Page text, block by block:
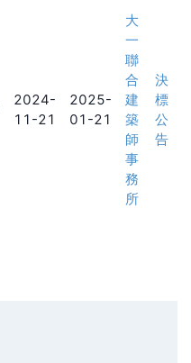
2024-
11-21
2025-
01-21
大
一
聯
合
建
築
師
事
務
所
決
標
公
告